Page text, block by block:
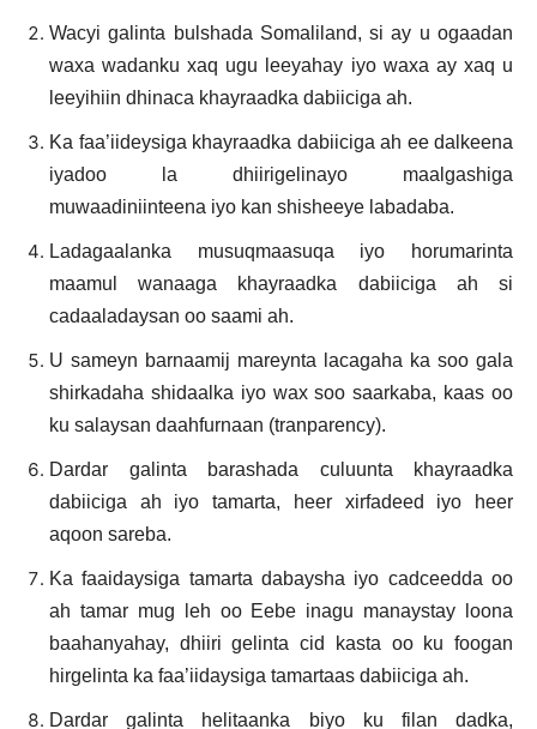
Wacyi galinta bulshada Somaliland, si ay u ogaadan
waxa wadanku xaq ugu leeyahay iyo waxa ay xaq u
leeyihiin dhinaca khayraadka dabiiciga ah.
Ka faa’iideysiga khayraadka dabiiciga ah ee dalkeena
iyadoo la dhiirigelinayo maalgashiga
muwaadiniinteena iyo kan shisheeye labadaba.
Ladagaalanka musuqmaasuqa iyo horumarinta
maamul wanaaga khayraadka dabiiciga ah si
cadaaladaysan oo saami ah.
U sameyn barnaamij mareynta lacagaha ka soo gala
shirkadaha shidaalka iyo wax soo saarkaba, kaas oo
ku salaysan daahfurnaan (tranparency).
Dardar galinta barashada culuunta khayraadka
dabiiciga ah iyo tamarta, heer xirfadeed iyo heer
aqoon sareba.
Ka faaidaysiga tamarta dabaysha iyo cadceedda oo
ah tamar mug leh oo Eebe inagu manaystay loona
baahanyahay, dhiiri gelinta cid kasta oo ku foogan
hirgelinta ka faa’iidaysiga tamartaas dabiiciga ah.
Dardar galinta helitaanka biyo ku filan dadka,